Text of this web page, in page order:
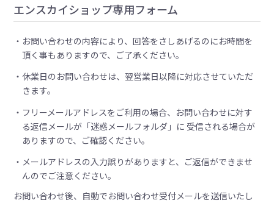
エンスカイショップ専用フォーム
お問い合わせの内容により、回答をさしあげるのにお時間を
頂く事もありますので、ご了承ください。
休業日のお問い合わせは、翌営業日以降に対応させていただ
きます。
フリーメールアドレスをご利用の場合、お問い合わせに対す
る返信メールが「迷惑メールフォルダ」に 受信される場合が
ありますので、ご確認ください。
メールアドレスの入力誤りがありますと、ご返信ができませ
んのでご注意ください。
お問い合わせ後、自動でお問い合わせ受付メールを送信いたし